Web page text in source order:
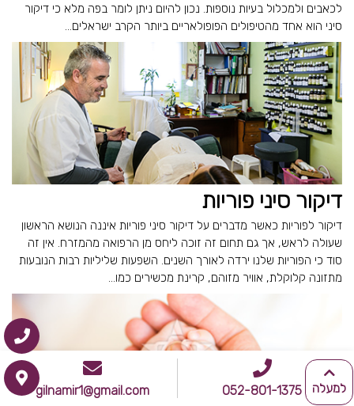
לכאבים ולמכלול בעיות נוספות. נכון להיום ניתן לומר בפה מלא כי דיקור
סיני הוא אחד מהטיפולים הפופולאריים ביותר הקרב ישראלים...
דיקור סיני פוריות
דיקור לפוריות כאשר מדברים על דיקור סיני פוריות איננה הנושא הראשון
שעולה לראש, אך גם תחום זה זוכה ליחס מן הרפואה מהמזרח. אין זה
סוד כי הפוריות שלנו ירדה לאורך השנים. השפעות שליליות רבות הנובעות
מתזונה קלוקלת, אוויר מזוהם, קרינת מכשירים כמו...
למעלה 052-801-1375
gilnamir1@gmail.com